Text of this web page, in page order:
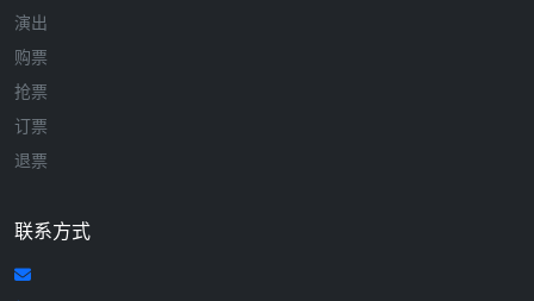
演出
购票
抢票
订票
退票
联系方式